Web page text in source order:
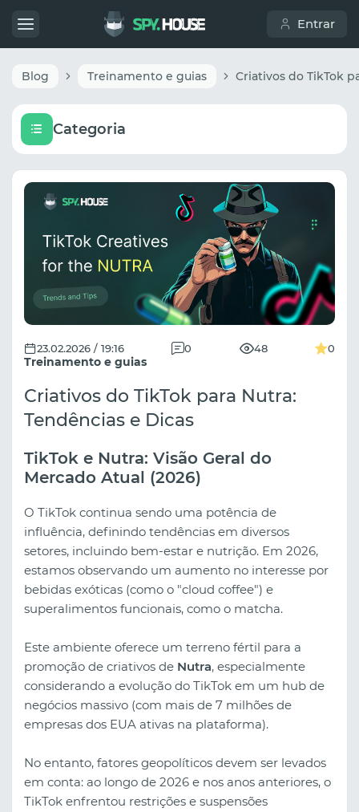
Entrar
Blog Treinamento e guias
Categoria
Treinamento e guias
23.02.2026 / 19:16 0 48 0
Criativos do TikTok para Nutra:
Tendências e Dicas
TikTok e Nutra: Visão Geral do
Mercado Atual (2026)
O TikTok continua sendo uma potência de
influência, definindo tendências em diversos
setores, incluindo bem-estar e nutrição. Em 2026,
estamos observando um aumento no interesse por
bebidas exóticas (como o "cloud coffee") e
superalimentos funcionais, como o matcha.
Este ambiente oferece um terreno fértil para a
promoção de criativos de Nutra, especialmente
considerando a evolução do TikTok em um hub de
negócios massivo (com mais de 7 milhões de
empresas dos EUA ativas na plataforma).
No entanto, fatores geopolíticos devem ser levados
em conta: ao longo de 2026 e nos anos anteriores, o
TikTok enfrentou restrições e suspensões